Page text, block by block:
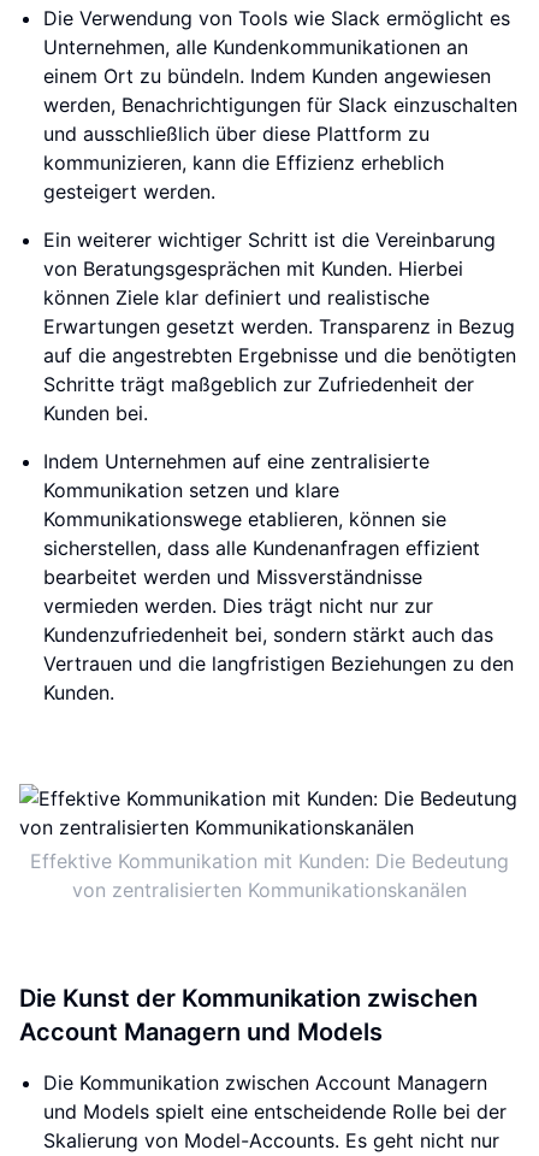
Die Verwendung von Tools wie Slack ermöglicht es
Unternehmen, alle Kundenkommunikationen an
einem Ort zu bündeln. Indem Kunden angewiesen
werden, Benachrichtigungen für Slack einzuschalten
und ausschließlich über diese Plattform zu
kommunizieren, kann die Effizienz erheblich
gesteigert werden.
Ein weiterer wichtiger Schritt ist die Vereinbarung
von Beratungsgesprächen mit Kunden. Hierbei
können Ziele klar definiert und realistische
Erwartungen gesetzt werden. Transparenz in Bezug
auf die angestrebten Ergebnisse und die benötigten
Schritte trägt maßgeblich zur Zufriedenheit der
Kunden bei.
Indem Unternehmen auf eine zentralisierte
Kommunikation setzen und klare
Kommunikationswege etablieren, können sie
sicherstellen, dass alle Kundenanfragen effizient
bearbeitet werden und Missverständnisse
vermieden werden. Dies trägt nicht nur zur
Kundenzufriedenheit bei, sondern stärkt auch das
Vertrauen und die langfristigen Beziehungen zu den
Kunden.
Effektive Kommunikation mit Kunden: Die Bedeutung
von zentralisierten Kommunikationskanälen
Die Kunst der Kommunikation zwischen
Account Managern und Models
Die Kommunikation zwischen Account Managern
und Models spielt eine entscheidende Rolle bei der
Skalierung von Model-Accounts. Es geht nicht nur